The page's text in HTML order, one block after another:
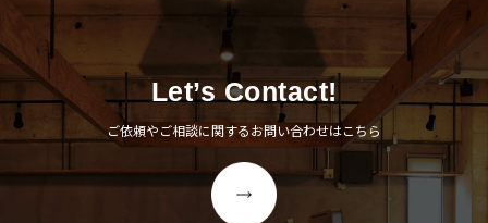
Let’s Contact!
ご依頼やご相談に関するお問い合わせはこちら